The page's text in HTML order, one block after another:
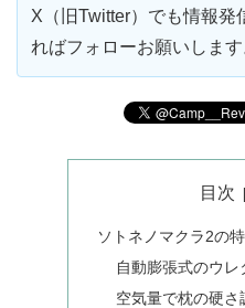
X（旧Twitter）でも情報発
ればフォローお願いします
目次
ソトネノマクラ2の
自動膨張式のウ
空気量で枕の硬さ